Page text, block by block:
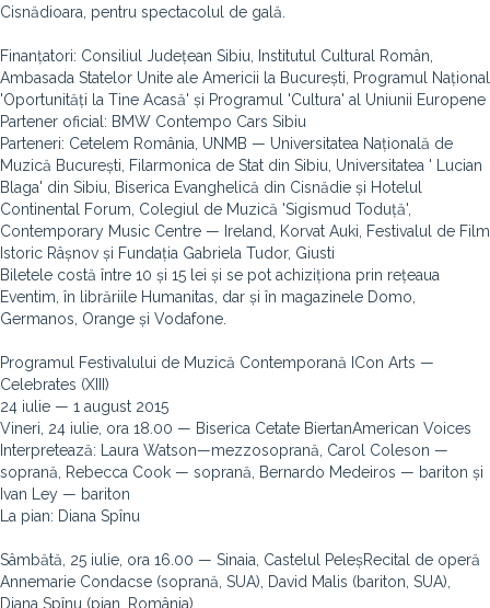
Cisnădioara, pentru spectacolul de gală.
Finanțatori: Consiliul Județean Sibiu, Institutul Cultural Român,
Ambasada Statelor Unite ale Americii la București, Programul Național
'Oportunități la Tine Acasă' și Programul 'Cultura' al Uniunii Europene
Partener oficial: BMW Contempo Cars Sibiu
Parteneri: Cetelem România, UNMB — Universitatea Națională de
Muzică București, Filarmonica de Stat din Sibiu, Universitatea ' Lucian
Blaga' din Sibiu, Biserica Evanghelică din Cisnădie și Hotelul
Continental Forum, Colegiul de Muzică 'Sigismud Toduță',
Contemporary Music Centre — Ireland, Korvat Auki, Festivalul de Film
Istoric Râșnov și Fundația Gabriela Tudor, Giusti
Biletele costă între 10 și 15 lei și se pot achiziționa prin rețeaua
Eventim, în librăriile Humanitas, dar și în magazinele Domo,
Germanos, Orange și Vodafone.
Programul Festivalului de Muzică Contemporană ICon Arts —
Celebrates (XIII)
24 iulie — 1 august 2015
Vineri, 24 iulie, ora 18.00 — Biserica Cetate BiertanAmerican Voices
Interpretează: Laura Watson—mezzosoprană, Carol Coleson —
soprană, Rebecca Cook — soprană, Bernardo Medeiros — bariton și
Ivan Ley — bariton
La pian: Diana Spînu
Sâmbătă, 25 iulie, ora 16.00 — Sinaia, Castelul PeleșRecital de operă
Annemarie Condacse (soprană, SUA), David Malis (bariton, SUA),
Diana Spînu (pian, România)